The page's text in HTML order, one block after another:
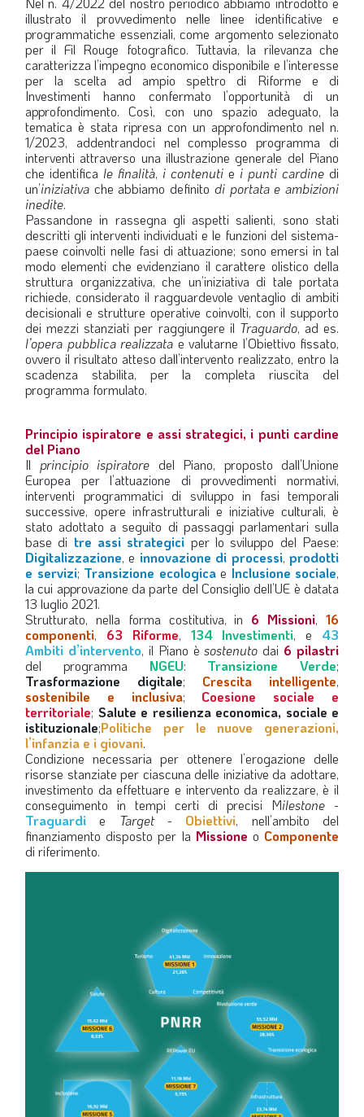
illustrato il provvedimento nelle linee identificative e
programmatiche essenziali, come argomento selezionato
per il Fil Rouge fotografico. Tuttavia, la rilevanza che
caratterizza l’impegno economico disponibile e l’interesse
per la scelta ad ampio spettro di Riforme e di
Investimenti hanno confermato l’opportunità di un
approfondimento. Così, con uno spazio adeguato, la
tematica è stata ripresa con un approfondimento nel n.
1/2023, addentrandoci nel complesso programma di
interventi attraverso una illustrazione generale del Piano
che identifica le finalità, i contenuti e i punti cardine di
un’iniziativa che abbiamo definito di portata e ambizioni
inedite.
Passandone in rassegna gli aspetti salienti, sono stati
descritti gli interventi individuati e le funzioni del sistema-
paese coinvolti nelle fasi di attuazione; sono emersi in tal
modo elementi che evidenziano il carattere olistico della
struttura organizzativa, che un’iniziativa di tale portata
richiede, considerato il ragguardevole ventaglio di ambiti
decisionali e strutture operative coinvolti, con il supporto
dei mezzi stanziati per raggiungere il Traguardo, ad es.
l’opera pubblica realizzata e valutarne l’Obiettivo fissato,
ovvero il risultato atteso dall’intervento realizzato, entro la
scadenza stabilita, per la completa riuscita del
programma formulato.
Principio ispiratore e assi strategici, i punti cardine
del Piano
Il principio ispiratore del Piano, proposto dall’Unione
Europea per l’attuazione di provvedimenti normativi,
interventi programmatici di sviluppo in fasi temporali
successive, opere infrastrutturali e iniziative culturali, è
stato adottato a seguito di passaggi parlamentari sulla
base di tre assi strategici per lo sviluppo del Paese:
Digitalizzazione, e innovazione di processi,prodotti
e servizi; Transizione ecologicae Inclusione sociale,
la cui approvazione da parte del Consiglio dell’UE è datata
13 luglio 2021.
Strutturato, nella forma costitutiva, in 6 Missioni,16
componenti, 63 Riforme, 134 Investimenti, e 43
Ambiti d’intervento, il Piano èsostenuto dai 6 pilastri
del programma NGEU: Transizione Verde;
Trasformazione digitale; Crescita intelligente,
sostenibile e inclusiva; Coesione sociale e
territoriale; Salute e resilienza economica, sociale e
istituzionale;Politiche per le nuove generazioni,
l’infanzia e i giovani.
Condizione necessaria per ottenere l’erogazione delle
risorse stanziate per ciascuna delle iniziative da adottare,
investimento da effettuare e intervento da realizzare, è il
conseguimento in tempi certi di precisi Milestone -
Traguardi e Target- Obiettivi, nell’ambito del
finanziamento disposto per la Missione o Componente
di riferimento.